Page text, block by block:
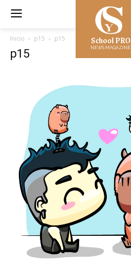
School PRO
NEWS MAGAZINE
Inicio p15 p15
p15